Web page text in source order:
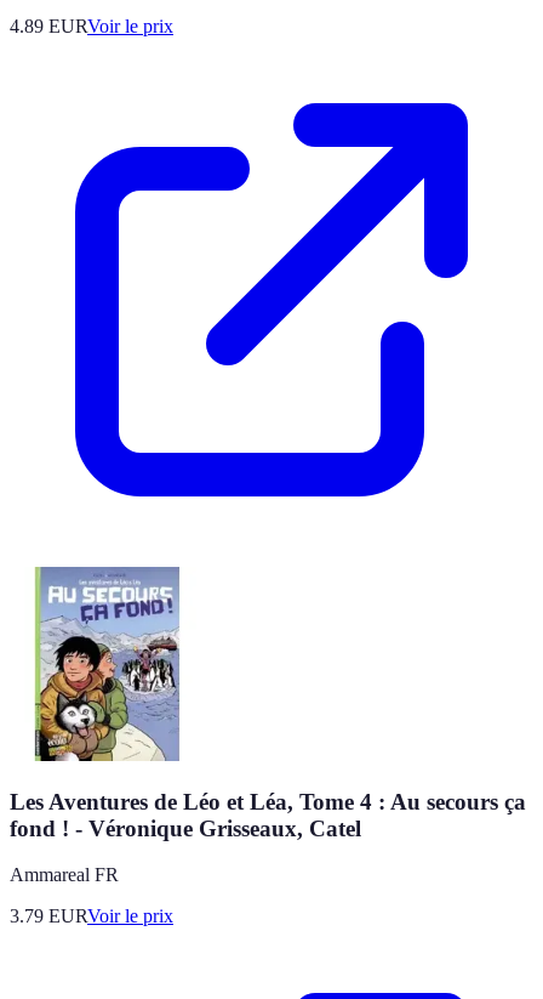
4.89 EURVoir le prix
Les Aventures de Léo et Léa, Tome 4 : Au secours ça
fond ! - Véronique Grisseaux, Catel
Ammareal FR
3.79 EURVoir le prix